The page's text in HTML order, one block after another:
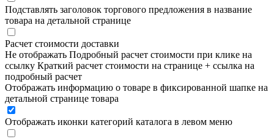
Подставлять заголовок торгового предложения в название
товара на детальной странице
Расчет стоимости доставки
Не отображать Подробный расчет стоимости при клике на
ссылку Краткий расчет стоимости на странице + ссылка на
подробный расчет
Отображать информацию о товаре в фиксированной шапке на
детальной странице товара
Отображать иконки категорий каталога в левом меню